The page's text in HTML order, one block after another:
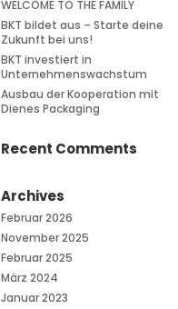
WELCOME TO THE FAMILY
BKT bildet aus – Starte deine
Zukunft bei uns!
BKT investiert in
Unternehmenswachstum
Ausbau der Kooperation mit
Dienes Packaging
Recent Comments
Archives
Februar 2026
November 2025
Februar 2025
März 2024
Januar 2023